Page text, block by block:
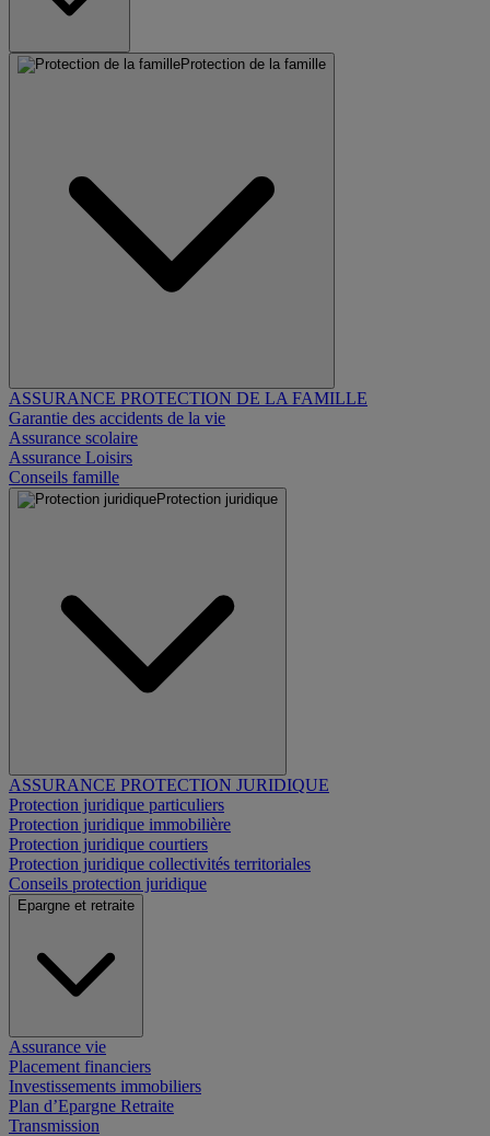
Protection de la famille
ASSURANCE PROTECTION DE LA FAMILLE
Garantie des accidents de la vie
Assurance scolaire
Assurance Loisirs
Conseils famille
Protection juridique
ASSURANCE PROTECTION JURIDIQUE
Protection juridique particuliers
Protection juridique immobilière
Protection juridique courtiers
Protection juridique collectivités territoriales
Conseils protection juridique
Epargne et retraite
Assurance vie
Placement financiers
Investissements immobiliers
Plan d’Epargne Retraite
Transmission